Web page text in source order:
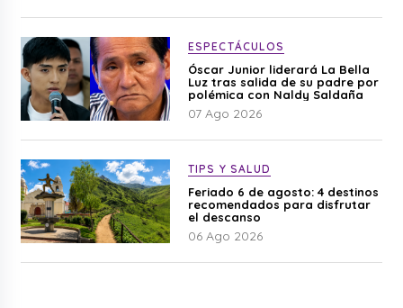
ESPECTÁCULOS
Óscar Junior liderará La Bella
Luz tras salida de su padre por
polémica con Naldy Saldaña
07 Ago 2026
TIPS Y SALUD
Feriado 6 de agosto: 4 destinos
recomendados para disfrutar
el descanso
06 Ago 2026